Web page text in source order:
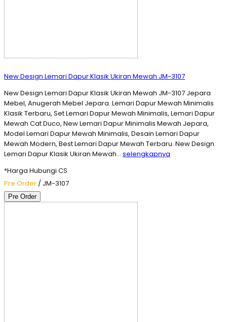
New Design Lemari Dapur Klasik Ukiran Mewah JM-3107
New Design Lemari Dapur Klasik Ukiran Mewah JM-3107 Jepara
Mebel, Anugerah Mebel Jepara. Lemari Dapur Mewah Minimalis
Klasik Terbaru, Set Lemari Dapur Mewah Minimalis, Lemari Dapur
Mewah Cat Duco, New Lemari Dapur Minimalis Mewah Jepara,
Model Lemari Dapur Mewah Minimalis, Desain Lemari Dapur
Mewah Modern, Best Lemari Dapur Mewah Terbaru. New Design
Lemari Dapur Klasik Ukiran Mewah… selengkapnya
*Harga Hubungi CS
Pre Order / JM-3107
Pre Order